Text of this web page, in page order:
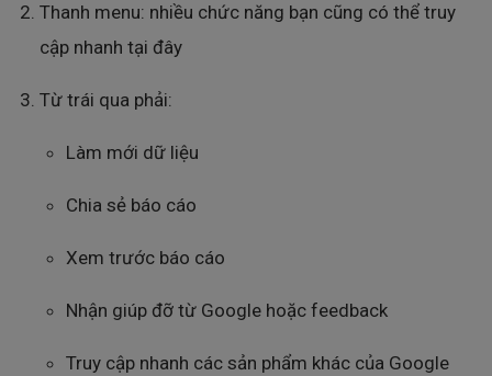
Thanh menu: nhiều chức năng bạn cũng có thể truy
cập nhanh tại đây
Từ trái qua phải:
Làm mới dữ liệu
Chia sẻ báo cáo
Xem trước báo cáo
Nhận giúp đỡ từ Google hoặc feedback
Truy cập nhanh các sản phẩm khác của Google